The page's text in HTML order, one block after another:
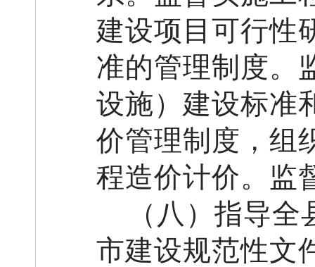
建设项目可行性
准的管理制度。
设施）建设标准
价管理制度 ，组
程造价计价。 监
（ 八 ）指导全
市建设规范性文